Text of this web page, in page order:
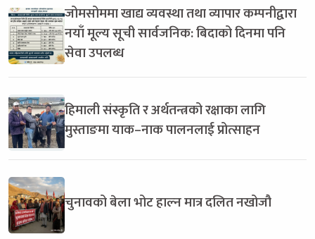
जोमसोममा खाद्य व्यवस्था तथा व्यापार कम्पनीद्वारा
नयाँ मूल्य सूची सार्वजनिक: बिदाको दिनमा पनि
सेवा उपलब्ध
हिमाली संस्कृति र अर्थतन्त्रको रक्षाका लागि
मुस्ताङमा याक–नाक पालनलाई प्रोत्साहन
चुनावको बेला भोट हाल्न मात्र दलित नखोजौ